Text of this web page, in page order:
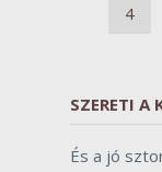
4
SZERETI A
És a jó